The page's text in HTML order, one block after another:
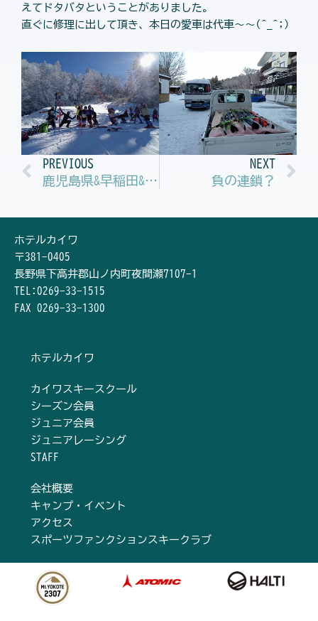
えてドタバタということがありました。
直ぐに修理に出して頂き、本日の愛車は代車～～(^_^;)
Prev
PREVIOUS
鹿児島県&早稲田&KSCフリートレーニング班
NEXT
負の連鎖？
ホテルカイワ
〒381-0405
長野県下高井郡山ノ内町夜間瀬7107-1
TEL:0269-33-1515
FAX 0269-33-1300
ホテルカイワ
カイワスキースクール
シーズン会員
ジュニア会員
ジュニアレーシング
STAFF
会社概要
キャンプ・イベント
アクセス
スポーツファンクションスキークラブ